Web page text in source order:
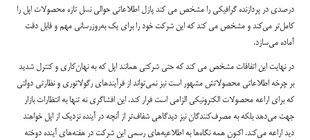
درصدی در پردازنده گرافیکی را مشخص می کند پازل اطلاعاتی حوالی نسل تازه محصولات اپل را
کامل‌تر می‌کند و مشخص می کند که این شرکت خود را برای یک به‌روزرسانی مهم و قابل دقت
آماده می‌سازد.
در نهایت این اتفاقات مشخص می کند که حتی شرکتی همانند اپل که به نهان‌کاری و کنترل شدید
بر چرخه اطلاعاتی محصولاتش مشهور است نیز نمی‌تواند از فرآیندهای رگولاتوری و نظارتی دولتی
که برای اراعه محصولات الکترونیکی الزامی است فرار کند. این افشاگری نه تنها به انتظارات بازار
جهت می‌دهد بلکه به مصرف‌کنندگان نیز دیدگاهی شفاف‌تر از آنچه در آینده نزدیک از اپل خواهند
دید اراعه می‌کند. اکنون همه نگاه‌ها به اطلاعیه‌های رسمی این شرکت در هفته‌های آینده دوخته